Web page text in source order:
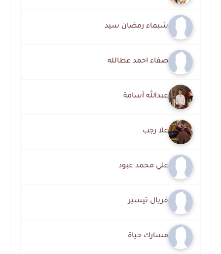
شيماء رمضان سيد
صفاء احمد عطالله
عبدالله أسامة
علا رجب
علي محمد عبود
فريال تيسير
مسارك حياة